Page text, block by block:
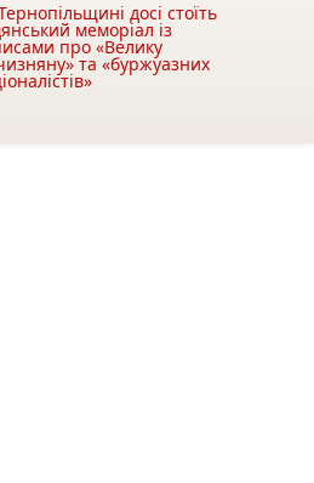
досі стоїть
меморіал із
про «Велику
та «буржуазних